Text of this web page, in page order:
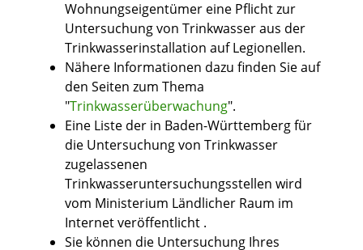
Wohnungseigentümer eine Pflicht zur
Untersuchung von Trinkwasser aus der
Trinkwasserinstallation auf Legionellen.
Nähere Informationen dazu finden Sie auf
den Seiten zum Thema
"Trinkwasserüberwachung".
Eine Liste der in Baden-Württemberg für
die Untersuchung von Trinkwasser
zugelassenen
Trinkwasseruntersuchungsstellen wird
vom Ministerium Ländlicher Raum im
Internet veröffentlicht .
Sie können die Untersuchung Ihres